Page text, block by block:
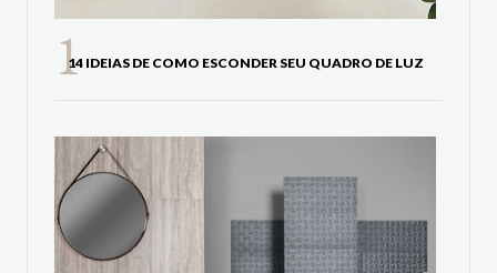
14 IDEIAS DE COMO ESCONDER SEU QUADRO DE LUZ